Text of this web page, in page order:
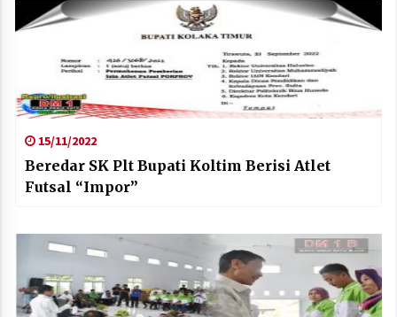
15/11/2022
Beredar SK Plt Bupati Koltim Berisi Atlet
Futsal “Impor”